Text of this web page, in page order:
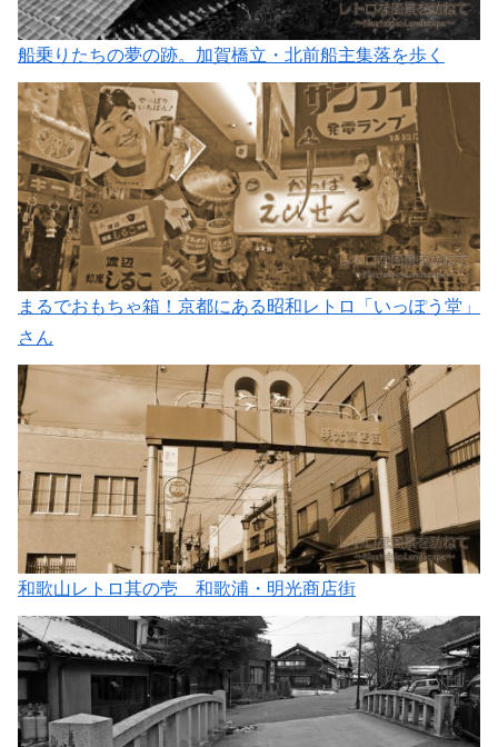
船乗りたちの夢の跡。加賀橋立・北前船主集落を歩く
まるでおもちゃ箱！京都にある昭和レトロ「いっぽう堂」
さん
和歌山レトロ其の壱 和歌浦・明光商店街